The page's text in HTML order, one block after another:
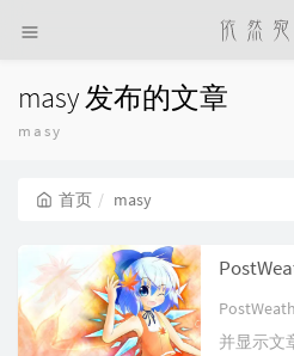
masy 发布的文章
masy
首页 masy
并显示文